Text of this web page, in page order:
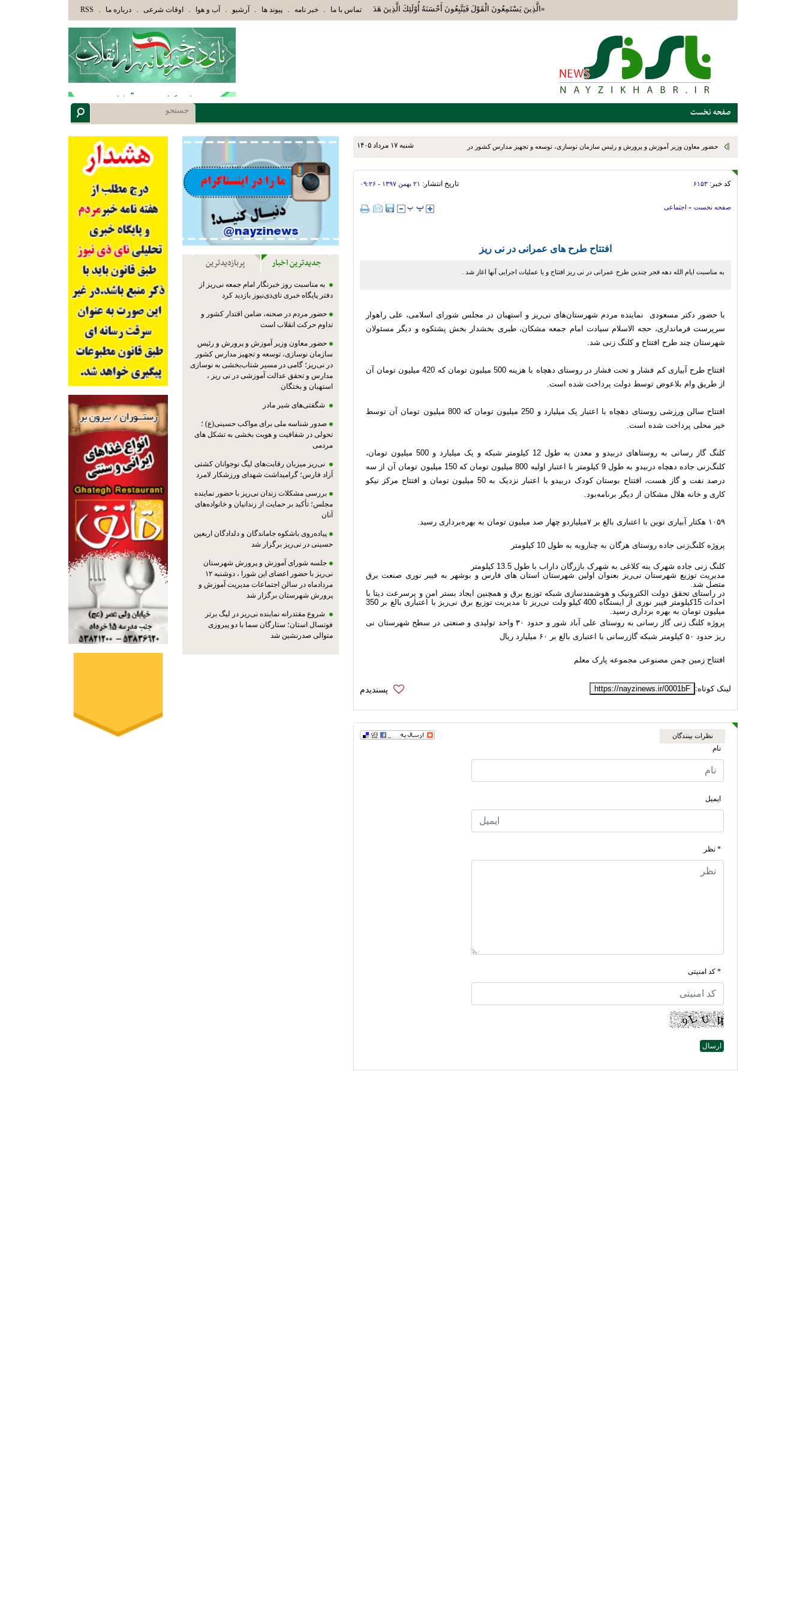
«الَّذِينَ يَسْتَمِعُونَ الْقَوْلَ فَيَتَّبِعُونَ أَحْسَنَهُ أُوْلَئِكَ الَّذِينَ هَدَاهُمُ اللَّهُ وَأُوْلَئِكَ هُمْ أُوْلُوا الْأَلْبَابِ» عاقلان هدایت یافته،حرفها را میشنوند و سپس بهترین را انتخاب میکنند(سوره مبارکه
تماس با ما . خبر نامه . پیوند ها . آرشیو . آب و هوا . اوقات شرعی . درباره ما .
RSS
صفحه نخست
شنبه ۱۷ مرداد ۱۴۰۵ حضور معاون وزیر آموزش و پرورش و رئیس سازمان نوسازی، توسعه و تجهیز مدارس کشور در
و بختگانکد خبر: ۶۱۵۳ تاریخ انتشار: ۲۱ بهمن ۱۳۹۷ - ۰۹:۲۶
صفحه نخست » اجتماعی
افتتاح طرح های عمرانی در نی ریز
به مناسبت ایام الله دهه فجر چندین طرح عمرانی در نی ریز افتتاح و یا عملیات اجرایی آنها اغاز شد .
با حضور دکتر مسعودی نماینده مردم شهرستان‌های نی‌ریز و استهبان در مجلس شورای اسلامی، علی راهوار
سرپرست فرمانداری، حجه الاسلام سیادت امام جمعه مشکان، طبری بخشدار بخش پشتکوه و دیگر مسئولان
شهرستان چند طرح افتتاح و کلنگ زنی شد.
افتتاح طرح آبیاری کم فشار و تحت فشار در روستای دهچاه با هزینه 500 میلیون تومان که 420 میلیون تومان آن
از طریق وام بلاعوض توسط دولت پرداخت شده است.
افتتاح سالن ورزشی روستای دهچاه با اعتبار یک میلیارد و 250 میلیون تومان که 800 میلیون تومان آن توسط
خیر محلی پرداخت شده است.
کلنگ گاز رسانی به روستاهای دربیدو و معدن به طول 12 کیلومتر شبکه و یک میلیارد و 500 میلیون تومان،
کلنگ‌زنی جاده دهچاه دربیدو به طول 9 کیلومتر با اعتبار اولیه 800 میلیون تومان که 150 میلیون تومان آن از سه
درصد نفت و گاز هست، افتتاح بوستان کودک دربیدو با اعتبار نزدیک به 50 میلیون تومان و افتتاح مرکز نیکو
کاری و خانه هلال مشکان از دیگر برنامه‌بود.
۱۰۵۹ هکتار آبیاری نوین با اعتباری بالغ بر ۷میلیاردو چهار صد میلیون تومان به بهره‌برداری رسید.
پروژه کلنگ‌زنی جاده روستای هرگان به چنارویه به طول 10 کیلومتر
کلنگ زنی جاده شهرک بنه کلاغی به شهرک بازرگان داراب با طول 13.5 کیلومتر
مدیریت توزیع شهرستان نی‌ریز بعنوان اولین شهرستان استان های فارس و بوشهر به فیبر نوری صنعت برق
متصل شد.
در راستای تحقق دولت الکترونیک و هوشمندسازی شبکه توزیع برق و همچنین ایجاد بستر امن و پرسرعت دیتا با
احداث 15کیلومتر فیبر نوری از ایستگاه 400 کیلو ولت نی‌ریز تا مدیریت توزیع برق نی‌ریز با اعتباری بالغ بر 350
میلیون تومان به بهره برداری رسید.
پروژه کلنگ زنی گاز رسانی به روستای علی آباد شور و حدود ۳۰ واحد تولیدی و صنعتی در سطح شهرستان نی
ریز حدود ۵۰ کیلومتر شبکه گازرسانی با اعتباری بالغ بر ۶۰ میلیارد ریال
افتتاح زمین چمن مصنوعی مجموعه پارک معلم
لینک کوتاه: https://nayzinews.ir/0001bF
نظرات بینندگان
نام
ایمیل
* نظر
* کد امنیتی
جدیدترین اخبار پربازدیدترین
به مناسبت روز خبرنگار امام جمعه نی‌ریز از
دفتر پایگاه خبری نای‌ذی‌نیوز بازدید کرد
حضور مردم در صحنه، ضامن اقتدار کشور و
تداوم حرکت انقلاب است
حضور معاون وزیر آموزش و پرورش و رئیس
سازمان نوسازی، توسعه و تجهیز مدارس کشور
در نی‌ریز؛ گامی در مسیر شتاب‌بخشی به نوسازی
مدارس و تحقق عدالت آموزشی در نی ریز ،
استهبان و بختگان
شگفتی‌های شیر مادر
صدور شناسه ملی برای مواکب حسینی(ع) ؛
تحولی در شفافیت و هویت بخشی به تشکل های
مردمی
نی‌ریز میزبان رقابت‌های لیگ نوجوانان کشتی
آزاد فارس؛ گرامیداشت شهدای ورزشکار لامرد
بررسی مشکلات زندان نی‌ریز با حضور نماینده
مجلس؛ تأکید بر حمایت از زندانیان و خانواده‌های
آنان
پیاده‌روی باشکوه جاماندگان و دلدادگان اربعین
حسینی در نی‌ریز برگزار شد
جلسه شورای آموزش و پرورش شهرستان
نی‌ریز با حضور اعضای این شورا ، دوشنبه ۱۲
مردادماه در سالن اجتماعات مدیریت آموزش و
پرورش شهرستان برگزار شد
شروع مقتدرانه نماینده نی‌ریز در لیگ برتر
فوتسال استان؛ ستارگان سما با دو پیروزی
متوالی صدرنشین شد